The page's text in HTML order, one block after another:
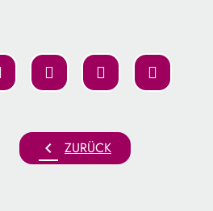
chevron_left ZURÜCK